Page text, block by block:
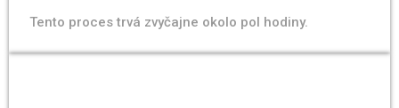
Tento proces trvá zvyčajne okolo pol hodiny.